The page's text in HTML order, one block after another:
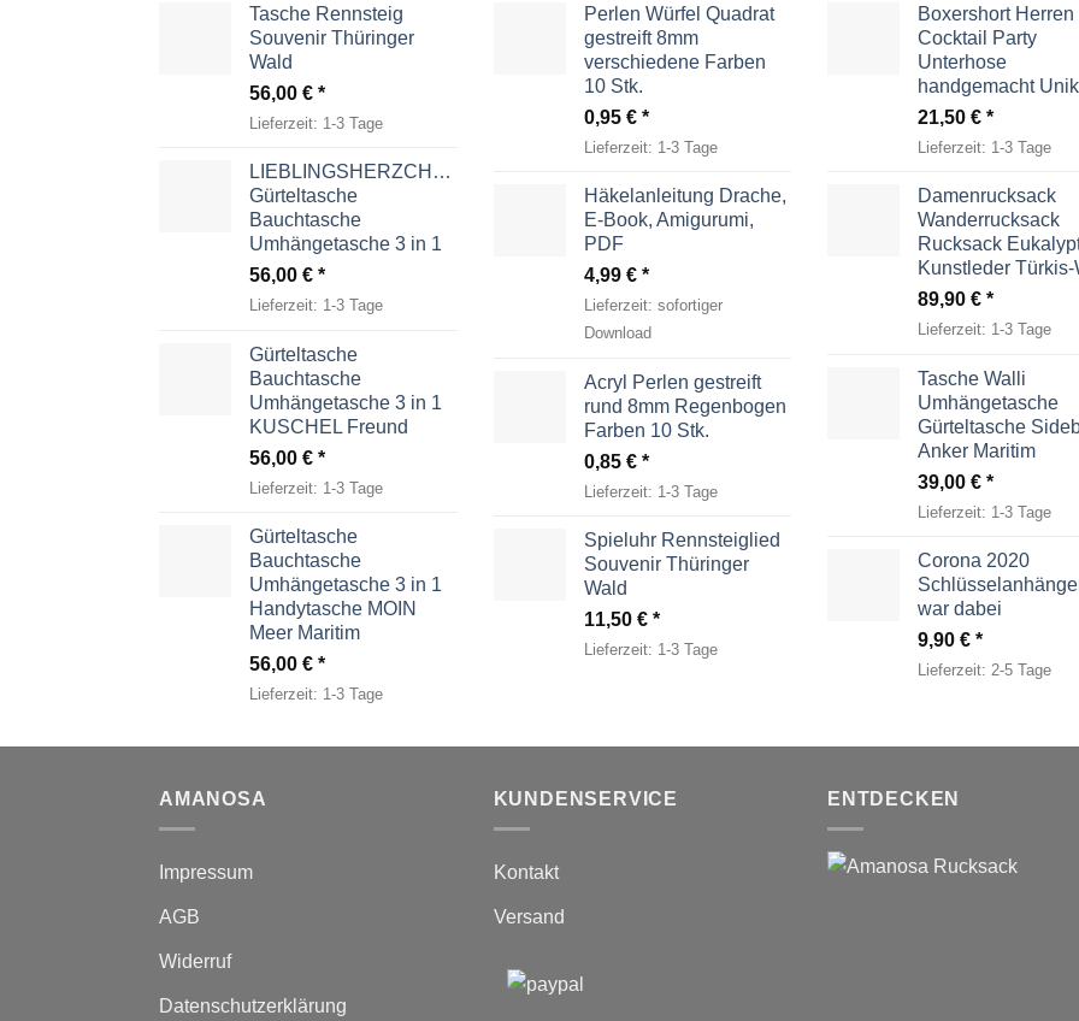
Tasche Rennsteig
Souvenir Thüringer
Wald
56,00 €
Lieferzeit: 1-3 Tage
LIEBLINGSHERZCHEN
Gürteltasche
Bauchtasche
Umhängetasche 3 in 1
56,00 €
Lieferzeit: 1-3 Tage
Gürteltasche
Bauchtasche
Umhängetasche 3 in 1
KUSCHEL Freund
56,00 €
Lieferzeit: 1-3 Tage
Gürteltasche
Bauchtasche
Umhängetasche 3 in 1
Handytasche MOIN
Meer Maritim
56,00 €
Lieferzeit: 1-3 Tage
Perlen Würfel Quadrat
gestreift 8mm
verschiedene Farben
10 Stk.
0,95 €
Lieferzeit: 1-3 Tage
Häkelanleitung Drache,
E-Book, Amigurumi,
PDF
4,99 €
Lieferzeit: sofortiger
Download
Acryl Perlen gestreift
rund 8mm Regenbogen
Farben 10 Stk.
0,85 €
Lieferzeit: 1-3 Tage
Spieluhr Rennsteiglied
Souvenir Thüringer
Wald
11,50 €
Lieferzeit: 1-3 Tage
Boxershort Herren
Cocktail Party
Unterhose
handgemacht
21,50 €
Lieferzeit: 1-3 Tage
Damenrucksack
Wanderrucksack
Rucksack
Kunstleder
89,90 €
Lieferzeit: 1-3 Tage
Tasche Walli
Umhängetasche
Gürteltasche
Anker Maritim
39,00 €
Lieferzeit: 1-3 Tage
Corona 2020
war dabei
9,90 €
Lieferzeit: 2-5 Tage
AMANOSA
Impressum
AGB
Widerruf
Datenschutzerklärung
KUNDENSERVICE
Kontakt
Versand
ENTDECKEN